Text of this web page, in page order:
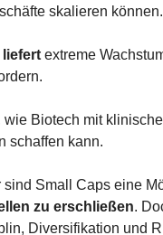
skalieren können.
extreme
wie Biotech mit
schaffen kann.
sind Small Caps eine
zu erschließen.
Diversifikation und